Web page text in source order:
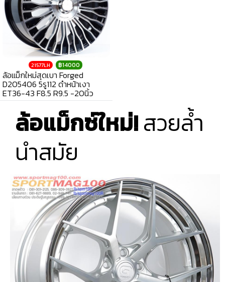
21577LH ฿14000
ล้อแม็กใหม่สุดเบา Forged
D205406 5รู112 ดำหน้าเงา
ET36-43 F8.5 R9.5 -20นิ้ว
ล้อแม็กซ์ใหม่!สวยล้ำ
นำสมัย